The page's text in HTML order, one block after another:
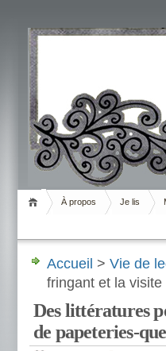
Livrement
À propos Je lis
Accueil > Vie de
fringant et la visite
Des littératures
de papeteries-